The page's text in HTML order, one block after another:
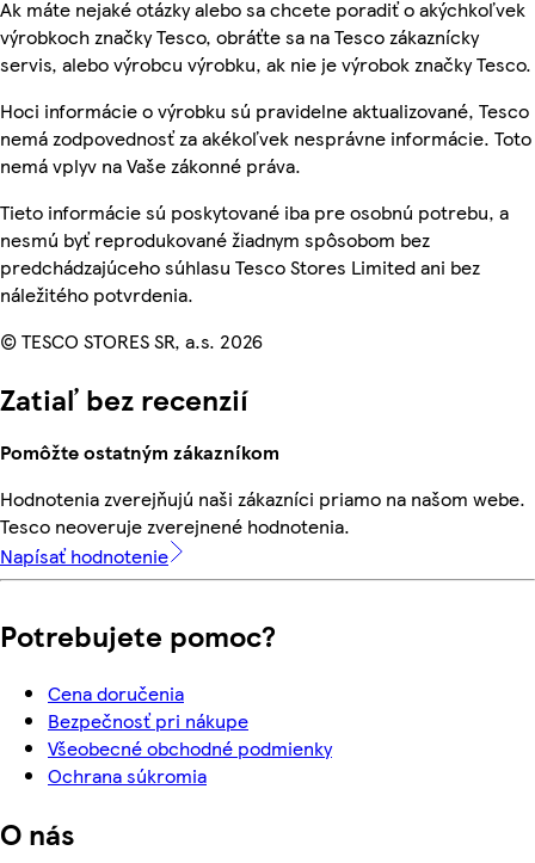
Ak máte nejaké otázky alebo sa chcete poradiť o akýchkoľvek
výrobkoch značky Tesco, obráťte sa na Tesco zákaznícky
servis, alebo výrobcu výrobku, ak nie je výrobok značky Tesco.
Hoci informácie o výrobku sú pravidelne aktualizované, Tesco
nemá zodpovednosť za akékoľvek nesprávne informácie. Toto
nemá vplyv na Vaše zákonné práva.
Tieto informácie sú poskytované iba pre osobnú potrebu, a
nesmú byť reprodukované žiadnym spôsobom bez
predchádzajúceho súhlasu Tesco Stores Limited ani bez
náležitého potvrdenia.
© TESCO STORES SR, a.s. 2026
Zatiaľ bez recenzií
Pomôžte ostatným zákazníkom
Hodnotenia zverejňujú naši zákazníci priamo na našom webe.
Tesco neoveruje zverejnené hodnotenia.
Napísať hodnotenie
Potrebujete pomoc?
Cena doručenia
Bezpečnosť pri nákupe
Všeobecné obchodné podmienky
Ochrana súkromia
O nás